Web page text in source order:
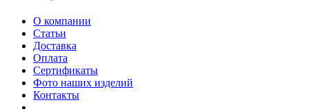
О компании
Статьи
Доставка
Оплата
Сертификаты
Фото наших изделий
Контакты